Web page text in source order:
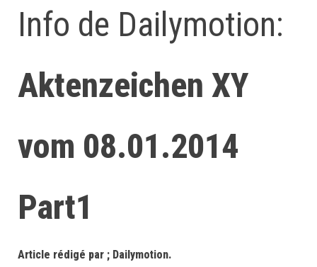
Info de Dailymotion:
Aktenzeichen XY
vom 08.01.2014
Part1
Article rédigé par ; Dailymotion.